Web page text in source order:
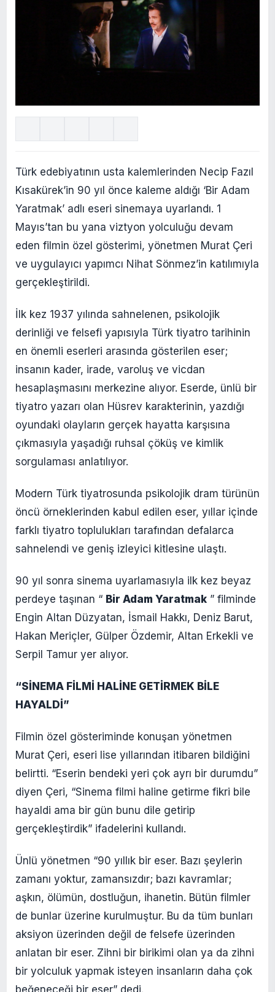
Türk edebiyatının usta kalemlerinden Necip Fazıl
Kısakürek’in 90 yıl önce kaleme aldığı ‘Bir Adam
Yaratmak’ adlı eseri sinemaya uyarlandı. 1
Mayıs’tan bu yana viztyon yolculuğu devam
eden filmin özel gösterimi, yönetmen Murat Çeri
ve uygulayıcı yapımcı Nihat Sönmez’in katılımıyla
gerçekleştirildi.
İlk kez 1937 yılında sahnelenen, psikolojik
derinliği ve felsefi yapısıyla Türk tiyatro tarihinin
en önemli eserleri arasında gösterilen eser;
insanın kader, irade, varoluş ve vicdan
hesaplaşmasını merkezine alıyor. Eserde, ünlü bir
tiyatro yazarı olan Hüsrev karakterinin, yazdığı
oyundaki olayların gerçek hayatta karşısına
çıkmasıyla yaşadığı ruhsal çöküş ve kimlik
sorgulaması anlatılıyor.
Modern Türk tiyatrosunda psikolojik dram türünün
öncü örneklerinden kabul edilen eser, yıllar içinde
farklı tiyatro toplulukları tarafından defalarca
sahnelendi ve geniş izleyici kitlesine ulaştı.
90 yıl sonra sinema uyarlamasıyla ilk kez beyaz
perdeye taşınan “ Bir Adam Yaratmak ” filminde
Engin Altan Düzyatan, İsmail Hakkı, Deniz Barut,
Hakan Meriçler, Gülper Özdemir, Altan Erkekli ve
Serpil Tamur yer alıyor.
“SİNEMA FİLMİ HALİNE GETİRMEK BİLE
HAYALDİ”
Filmin özel gösteriminde konuşan yönetmen
Murat Çeri, eseri lise yıllarından itibaren bildiğini
belirtti. “Eserin bendeki yeri çok ayrı bir durumdu”
diyen Çeri, “Sinema filmi haline getirme fikri bile
hayaldi ama bir gün bunu dile getirip
gerçekleştirdik” ifadelerini kullandı.
Ünlü yönetmen “90 yıllık bir eser. Bazı şeylerin
zamanı yoktur, zamansızdır; bazı kavramlar;
aşkın, ölümün, dostluğun, ihanetin. Bütün filmler
de bunlar üzerine kurulmuştur. Bu da tüm bunları
aksiyon üzerinden değil de felsefe üzerinden
anlatan bir eser. Zihni bir birikimi olan ya da zihni
bir yolculuk yapmak isteyen insanların daha çok